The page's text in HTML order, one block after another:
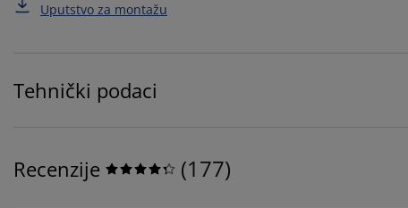
Uputstvo za montažu
Tehnički podaci
Recenzije (177)